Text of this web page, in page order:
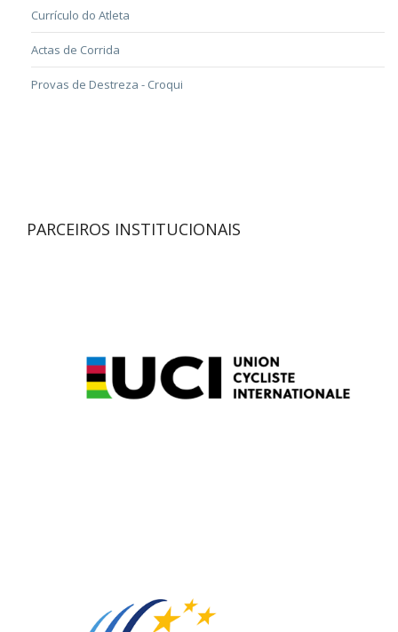
Currículo do Atleta
Actas de Corrida
Provas de Destreza - Croqui
PARCEIROS INSTITUCIONAIS